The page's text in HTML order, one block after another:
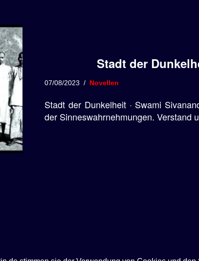
Stadt der
07/08/2023 Novellen
Stadt der Dunkelheit · Swami
der Sinneswahrnehmungen. Verstand